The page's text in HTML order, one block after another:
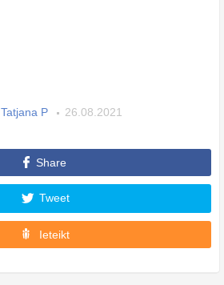
Tatjana P 26.08.2021
Share
Tweet
Ieteikt